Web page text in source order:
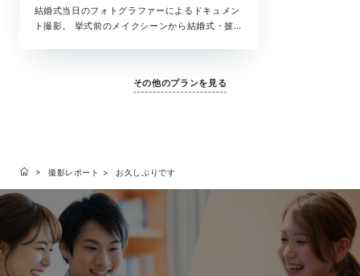
結婚式当日のフォトグラファーによるドキュメン
ト撮影。 挙式前のメイクシーンから結婚式・披露
その他のプランを見る
撮影レポート お久しぶりです